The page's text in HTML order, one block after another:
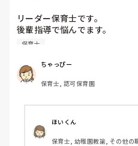
リーダー保育士です。
後輩指導で悩んでます。
初めて年長を持つ後輩がいます
いで様子見てると直前になる
り
他の職員に聞いてる様子もなく
よほど自分に聞きづらいのか
か、もうよくわからないです。
保育士
ちゃっぴー
保育士, 認可保育園
ほいくん
保育士, 幼稚園教諭, その他の